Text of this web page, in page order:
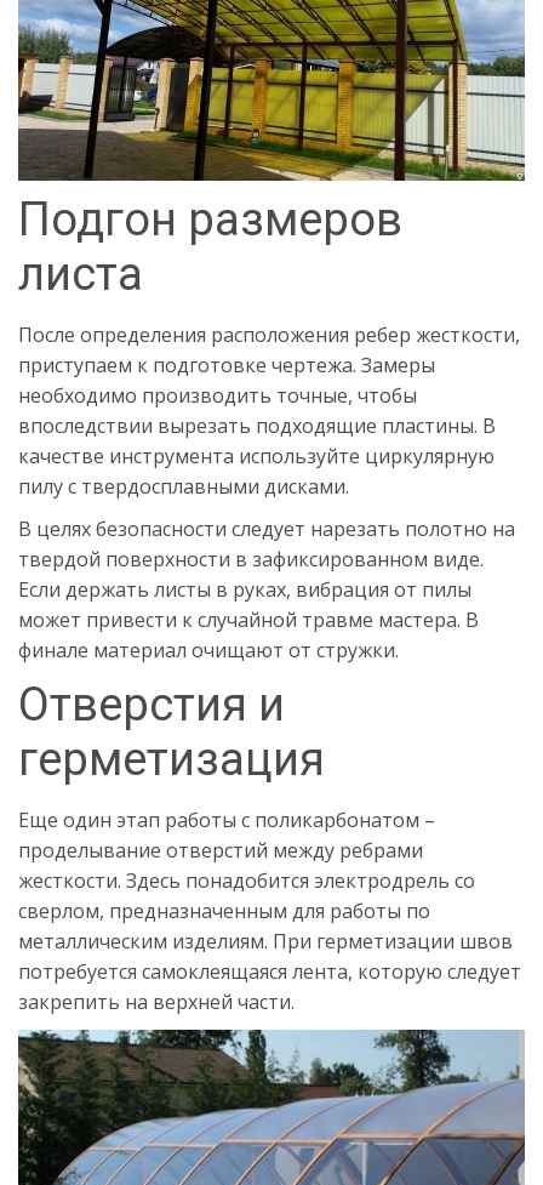
Подгон размеров
листа
После определения расположения ребер жесткости,
приступаем к подготовке чертежа. Замеры
необходимо производить точные, чтобы
впоследствии вырезать подходящие пластины. В
качестве инструмента используйте циркулярную
пилу с твердосплавными дисками.
В целях безопасности следует нарезать полотно на
твердой поверхности в зафиксированном виде.
Если держать листы в руках, вибрация от пилы
может привести к случайной травме мастера. В
финале материал очищают от стружки.
Отверстия и
герметизация
Еще один этап работы с поликарбонатом –
проделывание отверстий между ребрами
жесткости. Здесь понадобится электродрель со
сверлом, предназначенным для работы по
металлическим изделиям. При герметизации швов
потребуется самоклеящаяся лента, которую следует
закрепить на верхней части.